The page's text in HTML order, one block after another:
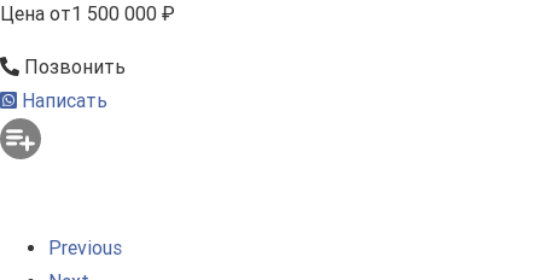
Цена от1 500 000 ₽
Позвонить
Написать
Previous